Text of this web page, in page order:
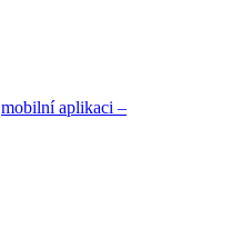
mobilní aplikaci –